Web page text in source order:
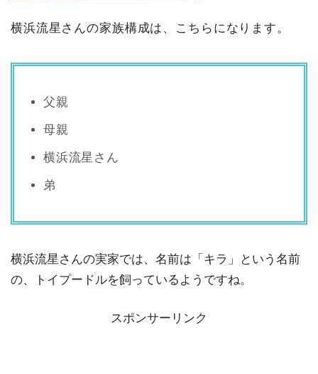
横浜流星さんの家族構成は、こちらになります。
父親
母親
横浜流星さん
弟
横浜流星さんの実家では、名前は「キラ」という名前
の、トイプードルを飼っているようですね。
スポンサーリンク